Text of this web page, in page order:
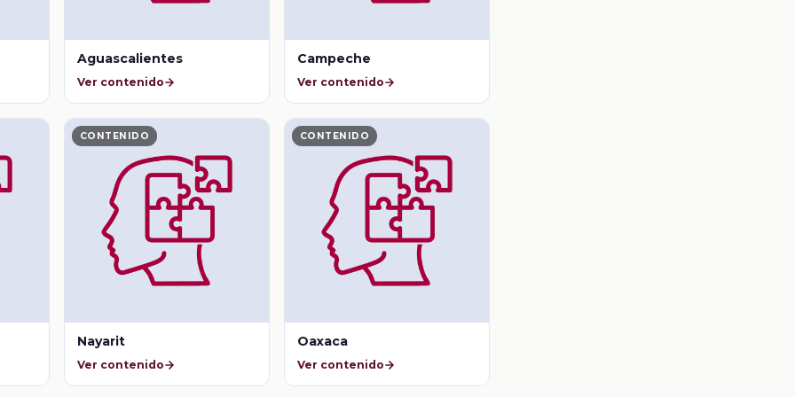
Aguascalientes
Ver contenido
Campeche
Ver contenido
CONTENIDO
Nayarit
Ver contenido
CONTENIDO
Oaxaca
Ver contenido